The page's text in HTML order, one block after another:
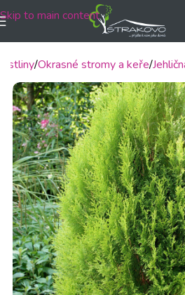
Skip to main content
Okrasné stromy a keře